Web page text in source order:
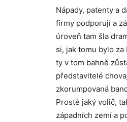
Nápady, patenty a
firmy podporují a
úroveň tam šla
si, jak tomu bylo za
ty v tom bahně
představitelé
zkorumpovaná
Prostě jaký volič,
západních zemí a